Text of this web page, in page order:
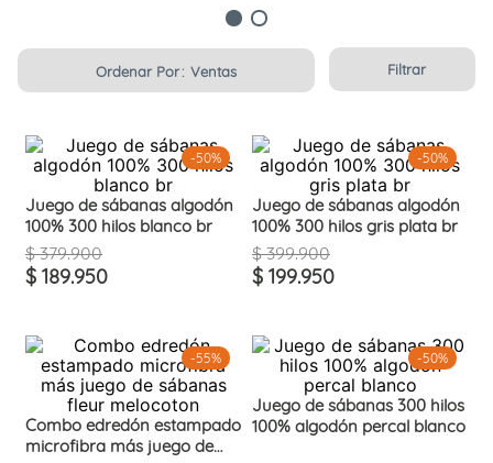
Ordenar Por Ventas Filtrar
-50%
Juego de sábanas algodón
100% 300 hilos blanco br
$ 379.900
$ 189.950
-50%
Juego de sábanas algodón
100% 300 hilos gris plata br
$ 399.900
$ 199.950
-55%
Combo edredón estampado
microfibra más juego de
-50%
Juego de sábanas 300 hilos
100% algodón percal blanco